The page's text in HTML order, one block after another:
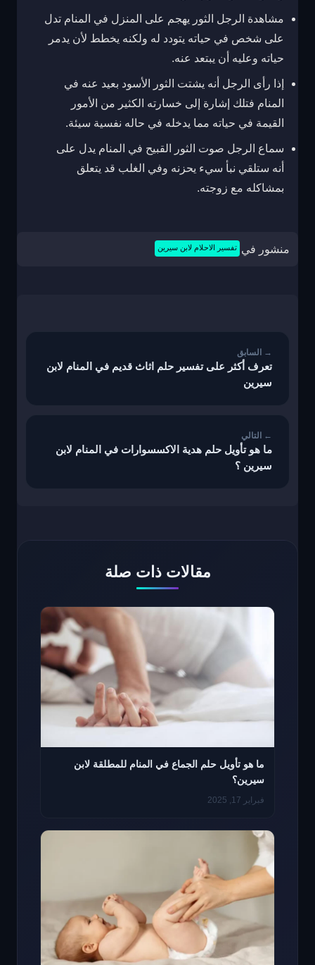
مشاهدة الرجل الثور يهجم على المنزل في المنام تدل
على شخص في حياته يتودد له ولكنه يخطط لأن يدمر
حياته وعليه أن يبتعد عنه.
إذا رأى الرجل أنه يشتت الثور الأسود بعيد عنه في
المنام فتلك إشارة إلى خسارته الكثير من الأمور
القيمة في حياته مما يدخله في حاله نفسية سيئة.
سماع الرجل صوت الثور القبيح في المنام يدل على
أنه ستلقي نبأ سيء يحزنه وفي الغلب قد يتعلق
بمشاكله مع زوجته.
منشور في تفسير الاحلام لابن سيرين
تعرف أكثر على تفسير حلم اثاث قديم في المنام لابن
سيرين
ما هو تأويل حلم هدية الاكسسوارات في المنام لابن
سيرين ؟
مقالات ذات صلة
ما هو تأويل حلم الجماع في المنام للمطلقة لابن
سيرين؟
فبراير 17, 2025